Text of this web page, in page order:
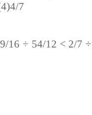
7
16 ÷ 54/12 < 2/7 ÷